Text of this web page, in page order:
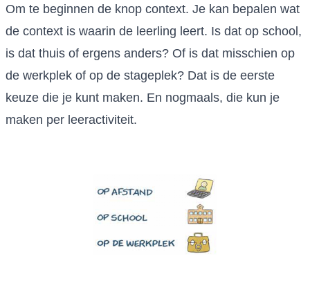
Om te beginnen de knop context. Je kan bepalen wat
de context is waarin de leerling leert. Is dat op school,
is dat thuis of ergens anders? Of is dat misschien op
de werkplek of op de stageplek? Dat is de eerste
keuze die je kunt maken. En nogmaals, die kun je
maken per leeractiviteit.